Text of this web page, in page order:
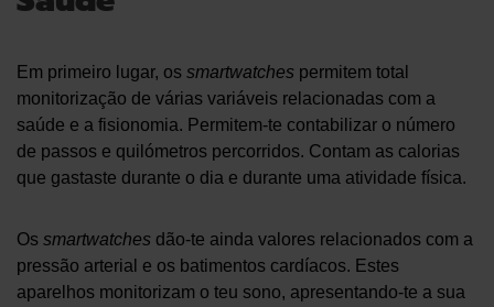
Em primeiro lugar, os smartwatches permitem total
monitorização de várias variáveis relacionadas com a
saúde e a fisionomia. Permitem-te contabilizar o número
de passos e quilómetros percorridos. Contam as calorias
que gastaste durante o dia e durante uma atividade física.
Os smartwatches dão-te ainda valores relacionados com a
pressão arterial e os batimentos cardíacos. Estes
aparelhos monitorizam o teu sono, apresentando-te a sua